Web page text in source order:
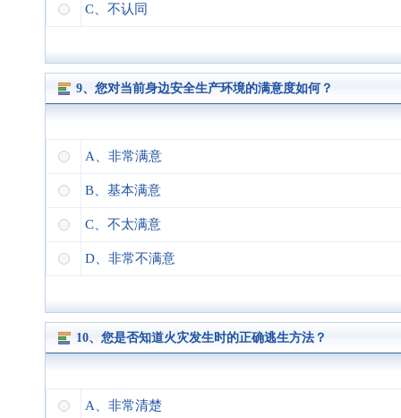
C、不认同
9、您对当前身边安全生产环境的满意度如何？
A、非常满意
B、基本满意
C、不太满意
D、非常不满意
10、您是否知道火灾发生时的正确逃生方法？
A、非常清楚